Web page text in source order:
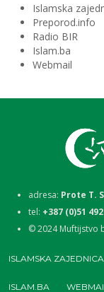
Islamska
Preporod.info
Radio BIR
Islam.ba
Webmail
adresa: Prote T.
tel: +387 (0)51
©2024Muftijstvo
ISLAMSKA
ISLAM.BA